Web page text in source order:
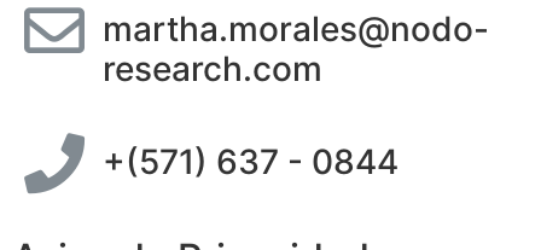
martha.morales@nodo-
research.com
+(571) 637 - 0844